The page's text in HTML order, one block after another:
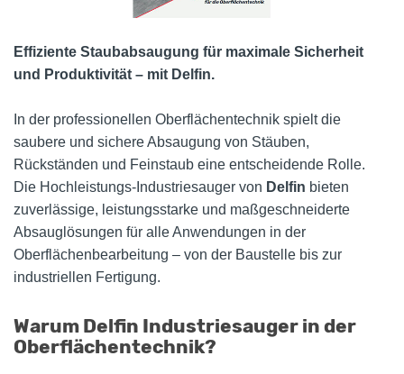
Effiziente Staubabsaugung für maximale Sicherheit
und Produktivität – mit Delfin.
In der professionellen Oberflächentechnik spielt die
saubere und sichere Absaugung von Stäuben,
Rückständen und Feinstaub eine entscheidende Rolle.
Die Hochleistungs-Industriesauger von Delfin bieten
zuverlässige, leistungsstarke und maßgeschneiderte
Absauglösungen für alle Anwendungen in der
Oberflächenbearbeitung – von der Baustelle bis zur
industriellen Fertigung.
Warum Delfin Industriesauger in der
Oberflächentechnik?